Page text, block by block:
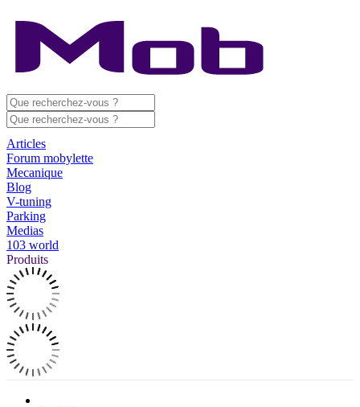
Articles
Forum mobylette
Mecanique
Blog
V-tuning
Parking
Medias
103 world
Produits